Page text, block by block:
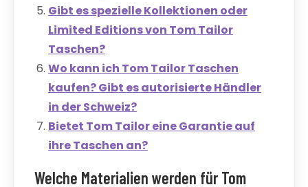
Gibt es spezielle Kollektionen oder
Limited Editions von Tom Tailor
Taschen?
Wo kann ich Tom Tailor Taschen
kaufen? Gibt es autorisierte Händler
in der Schweiz?
Bietet Tom Tailor eine Garantie auf
ihre Taschen an?
Welche Materialien werden für Tom